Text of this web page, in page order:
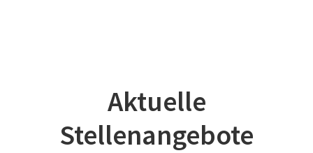
Aktuelle
Stellenangebote